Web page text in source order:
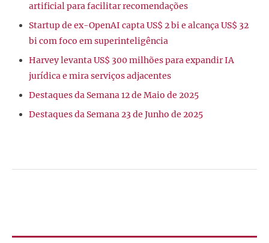
artificial para facilitar recomendações
Startup de ex-OpenAI capta US$ 2 bi e alcança US$ 32
bi com foco em superinteligência
Harvey levanta US$ 300 milhões para expandir IA
jurídica e mira serviços adjacentes
Destaques da Semana 12 de Maio de 2025
Destaques da Semana 23 de Junho de 2025